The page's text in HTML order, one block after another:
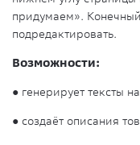
придумаем».
подредактировать.
Возможности:
● генерирует тексты
● создаёт описания